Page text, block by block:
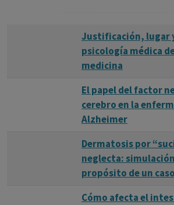
Justificación, lugar
psicología médica
medicina
El papel del factor
cerebro en la
Alzheimer
Dermatosis por
neglecta:
propósito de un caso
Cómo afecta el